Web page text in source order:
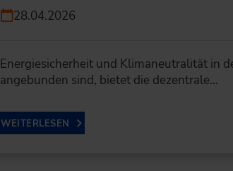
28.04.2026
Energiesicherheit und Klimaneutralität in
angebunden sind, bietet die dezentrale…
WEITERLESEN